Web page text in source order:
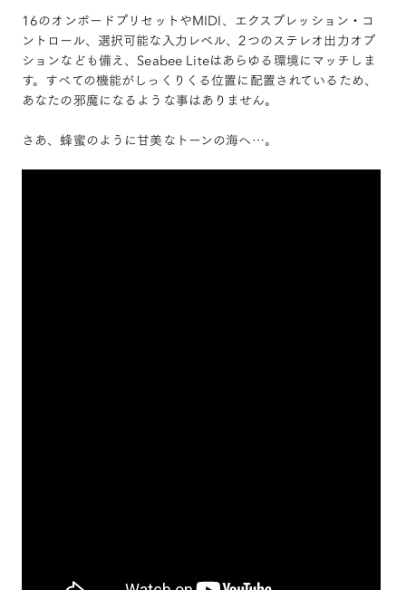
16のオンボードプリセットやMIDI、エクスプレッション・コ
ントロール、選択可能な入力レベル、2つのステレオ出力オプ
ションなども備え、Seabee Liteはあらゆる環境にマッチしま
す。すべての機能がしっくりくる位置に配置されているため、
あなたの邪魔になるような事はありません。
さあ、蜂蜜のように甘美なトーンの海へ…。